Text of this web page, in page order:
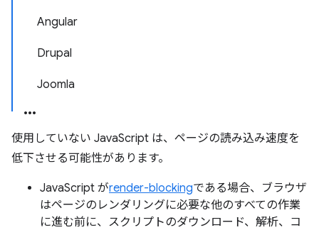
Angular
Drupal
Joomla
使用していない JavaScript は、ページの読み込み速度を
低下させる可能性があります。
JavaScript がrender-blockingである場合、ブラウザ
はページのレンダリングに必要な他のすべての作業
に進む前に、スクリプトのダウンロード、解析、コ